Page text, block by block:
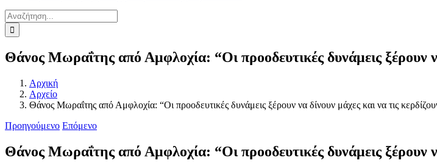
Αναζήτηση
για:
Θάνος Μωραΐτης από Αμφλοχία: “Οι προοδευτικές δυνάμεις ξέρουν
Αρχική
Αρχείο
Θάνος Μωραΐτης από Αμφλοχία: “Οι προοδευτικές δυνάμεις ξέρουν να δίνουν μάχες και να τις
Προηγούμενο Επόμενο
Θάνος Μωραΐτης από Αμφλοχία: “Οι προοδευτικές δυνάμεις ξέρουν